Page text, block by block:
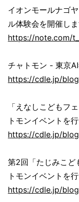
イオンモールナゴ
ル体験会を開催しま
https://note.com/
チャトモン - 東京
https://cdle.jp/
「えなしこどもフ
トモンイベントを
https://cdle.jp/
第2回「たじみこど
トモンイベントを
https://cdle.jp/